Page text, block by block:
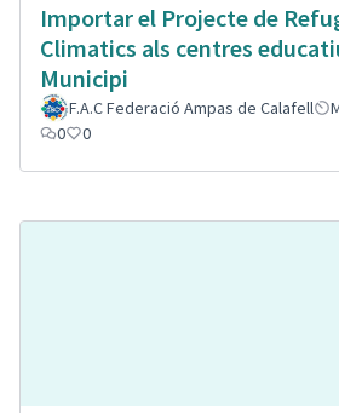
Importar el Projecte de
Climatics als centres
Municipi
F.A.C Federació Ampas de Calafell
0
0